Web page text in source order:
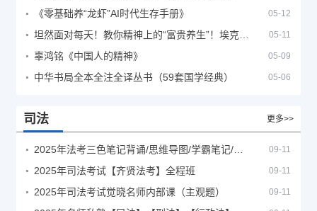
《零基础养“龙虾”AI时代生存手册》 05-12
05-11
辜鸿铭《中国人的精神》 05-09
中华书局全本全注全译丛书（59套国学经典） 05-06
司法 更多>>
09-11
2025年司法考试【齐贤法考】全程班 09-11
2025年司法考试觉晓名师内部课（主观题） 09-11